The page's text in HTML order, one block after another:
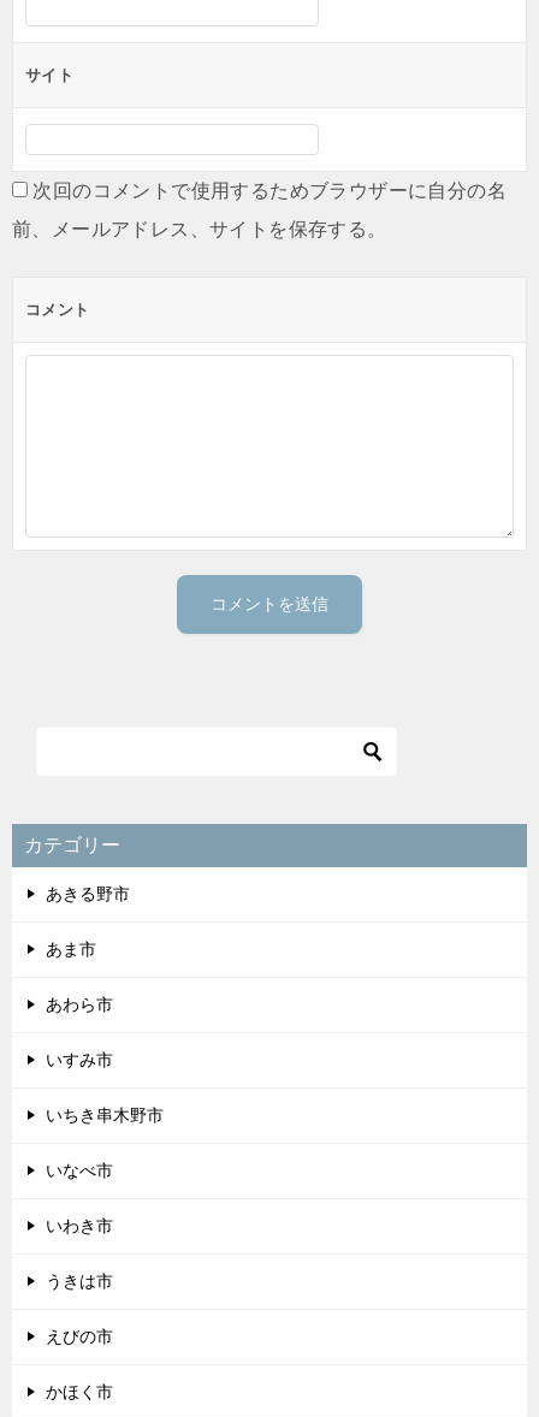
サイト
次回のコメントで使用するためブラウザーに自分の名
前、メールアドレス、サイトを保存する。
コメント
カテゴリー
あきる野市
あま市
あわら市
いすみ市
いちき串木野市
いなべ市
いわき市
うきは市
えびの市
かほく市